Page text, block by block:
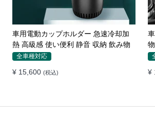
メルセデスベンツ専用 スマホホルダ
ー ワイヤレス充電 吹き出し口用 ライ
ト付きロゴ
ベンツ専用
¥ 7,050 (税込) ¥